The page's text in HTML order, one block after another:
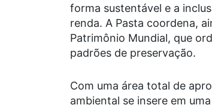
forma sustentável e a
renda. A Pasta coordena,
Patrimônio Mundial, que
padrões de preservação.
Com uma área total de
ambiental se insere em